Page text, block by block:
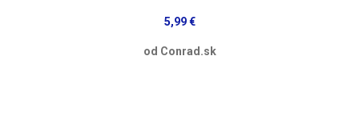
5,99 €
od Conrad.sk